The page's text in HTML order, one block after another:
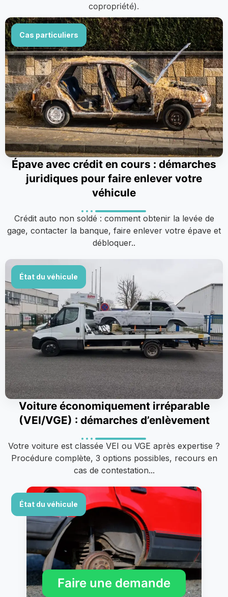
copropriété).
Cas particuliers
Épave avec crédit en cours : démarches
juridiques pour faire enlever votre
véhicule
Crédit auto non soldé : comment obtenir la levée de
gage, contacter la banque, faire enlever votre épave et
débloquer..
État du véhicule
Voiture économiquement irréparable
(VEI/VGE) : démarches d’enlèvement
Votre voiture est classée VEI ou VGE après expertise ?
Procédure complète, 3 options possibles, recours en
cas de contestation...
État du véhicule
Faire une demande